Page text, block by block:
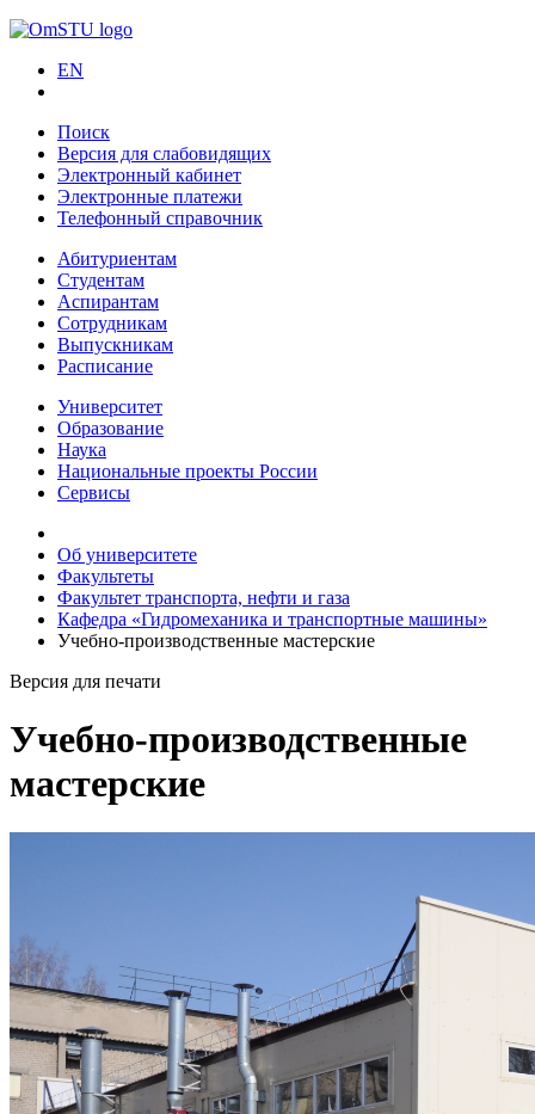
EN
Поиск
Версия для слабовидящих
Электронный кабинет
Электронные платежи
Телефонный справочник
Абитуриентам
Студентам
Аспирантам
Сотрудникам
Выпускникам
Расписание
Университет
Образование
Наука
Национальные проекты России
Сервисы
Об университете
Факультеты
Факультет транспорта, нефти и газа
Кафедра «Гидромеханика и транспортные машины»
Учебно-производственные мастерские
Версия для печати
Учебно-производственные
мастерские